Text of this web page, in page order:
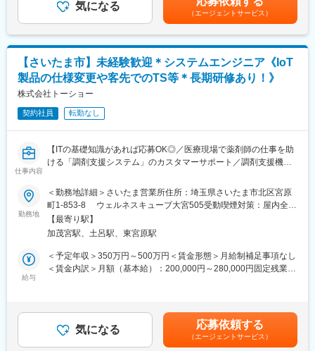
「時間を奪うのではなく、時間を与えるソフトウェアを創り続け
る」
企業内の重要なビジネスシーンで活用いただくソフトウェア製品
を自社で考案、開発し、その導入の過程では働くみなさんが日々
「面倒くさいなあ」と思うことに変化・改善を促し、よりよいビ
ジネスライフを楽しんでいただくための提案活動を行っていま
す。
どとなります。また、外部のITベンダーとの打ち合わせ等もある
ため、関係者が多いのも当職種の特徴の一つとなります。
【ポジションの魅力】
・長期間の研修を用意しているため職種未経験＆技術的な知識が
・業界トップクラスの調剤システムやIoT製品を扱っており、業務
を通して最新の技術に触れることが可能です。
登用となり、業界トップクラスシェアを誇る優良企業の正社員と
して安定就業が可能です。（登用率98%、試験ノルマなし）
【同社の魅力】
◆医療業界に貢献：
最新のIoT技術に注力しており、これまで人の手でアナログに行わ
れていた薬剤管理を、全自動で管理、調整、計測、分包まで対応
ない医療現場の安心安全や、医療従事者の負担軽減に大きく貢献
しています。
顧客からいかにシェアを獲得するか試行錯誤する面白さがありま
す。
回■賞与：年2回賃金はあくまでも目安の金額であり、選考を通じ
て上下する可能性があります。月給(月額)は固定手当を含めた表記
です。
気になる
（エージェントサービス）
【さいたま市】未経験歓迎＊システムエンジニア《IoT
製品の仕様変更や客先でのTS等＊長期研修あり！》
株式会社トーショー
契約社員 転勤なし
仕事内容
【ITの基礎知識があれば応募OK◎／医療現場で薬剤師の仕事を助
ける「調剤支援システム」のカスタマーサポート／調剤支援機
【はじめに】
当ポジションは自社販売している大型IoT製品や薬剤システムの運
用～保守を担うシステムエンジニア職となっております。未経験
からチャレンジできる事に加えて、メーカー直雇用という貴重な
求人となっております。IT領域へキャリアチェンジされたい方歓
迎しております！
るため、社内でのデスクワークが6割、お客様先での業務が4割ほ
どとなります。また、外部のITベンダーとの打ち合わせ等もある
ため、関係者が多いのも当職種の特徴の一つとなります。
勤務地
＜勤務地詳細＞さいたま営業所住所：埼玉県さいたま市北区宮原
町1-853-8 ウェルネスキューブ大宮505受動喫煙対策：屋内全面
禁煙変更の範囲：会社の定める事業所（リモートワーク含む）
【最寄り駅】
加茂宮駅、土呂駅、東宮原駅
給与
＜予定年収＞350万円～500万円＜賃金形態＞月給制補足事項なし
＜賃金内訳＞月額（基本給）：200,000円～280,000円固定残業手
＞※給与詳細は、年齢・スキルを考慮し決定します。■昇給：年1
回■賞与：年2回賃金はあくまでも目安の金額であり、選考を通じ
て上下する可能性があります。月給(月額)は固定手当を含めた表記
気になる 応募依頼する
（エージェントサービス）